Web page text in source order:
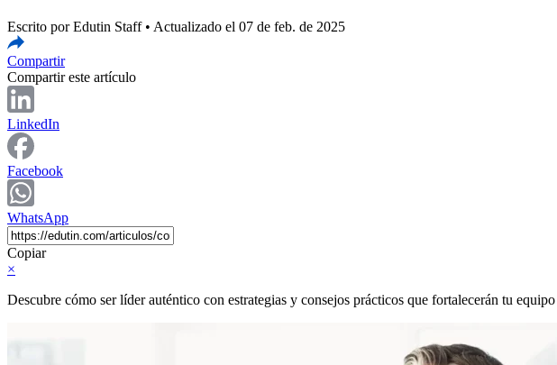
Escrito por Edutin Staff • Actualizado el 07 de feb. de 2025
Compartir
Compartir este artículo
LinkedIn
Facebook
WhatsApp
Copiar
×
Descubre cómo ser líder auténtico con estrategias y consejos prácticos que fortalecerán tu